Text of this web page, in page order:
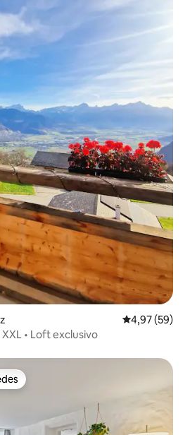
4,97 de uma
4,97 (59)
• Loft exclusivo
dos hóspedes